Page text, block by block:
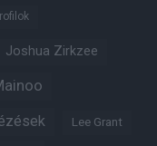
Joshua Zirkzee
Lee Grant